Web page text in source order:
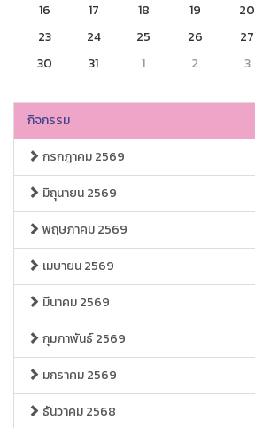
16
17 18 19 20
23
24 25 26 27
30
31 1 2 3
กิจกรรม
กรกฎาคม 2569
มิถุนายน 2569
พฤษภาคม 2569
เมษายน 2569
มีนาคม 2569
กุมภาพันธ์ 2569
มกราคม 2569
ธันวาคม 2568